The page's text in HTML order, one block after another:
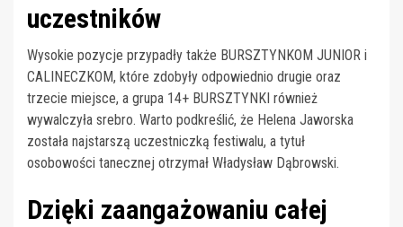
uczestników
Wysokie pozycje przypadły także BURSZTYNKOM JUNIOR i
CALINECZKOM, które zdobyły odpowiednio drugie oraz
trzecie miejsce, a grupa 14+ BURSZTYNKI również
wywalczyła srebro. Warto podkreślić, że Helena Jaworska
została najstarszą uczestniczką festiwalu, a tytuł
osobowości tanecznej otrzymał Władysław Dąbrowski.
Dzięki zaangażowaniu całej